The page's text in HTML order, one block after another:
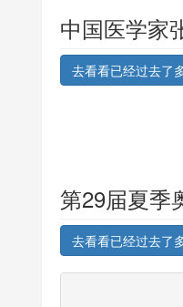
中国医学家
去看看已经过去了
第29届夏季
去看看已经过去了